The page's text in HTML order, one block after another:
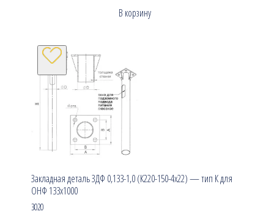
В корзину
Закладная деталь ЗДФ 0,133-1,0 (К220-150-4х22) — тип К для
ОНФ 133х1000
3020